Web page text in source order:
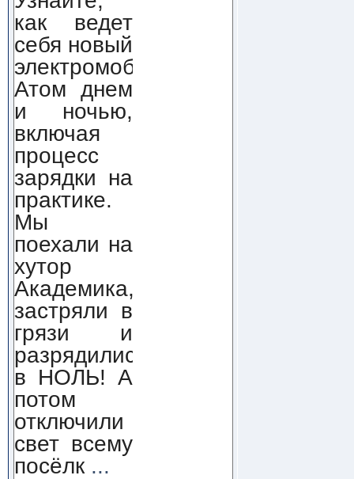
как ведет
себя новый
электромобиль
Атом днем
и ночью,
включая
процесс
зарядки на
практике.
Мы
поехали на
хутор
Академика,
застряли в
грязи и
разрядились
в НОЛЬ! А
потом
отключили
свет всему
посёлк ...